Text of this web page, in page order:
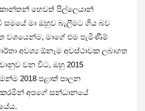
හෙවත් පිල්ලෙයාන්
සමයේ මා ඔහුව බැලීමට ගිය බව
මාගේ එම පැමිණීම්
අවශ්‍ය ඕනෑම අවස්ථාවක ලබාගත
වන විට, ඔහු 2015
2018 පළාත් පාලන
අපගේ සන්ධානයේ